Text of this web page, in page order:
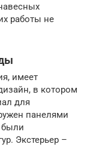
работы не
имеет
в котором
для
панелями
были
Экстерьер –